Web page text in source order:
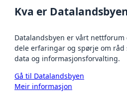
Kva er
Datalandsbyen er vårt
dele erfaringar og spørje om
data og informasjonsforvalting.
Gå til Datalandsbyen
Meir informasjon